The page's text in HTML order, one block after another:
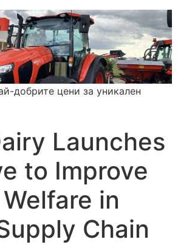
добрите цени за уникален
Launches
to Improve
in
Chain